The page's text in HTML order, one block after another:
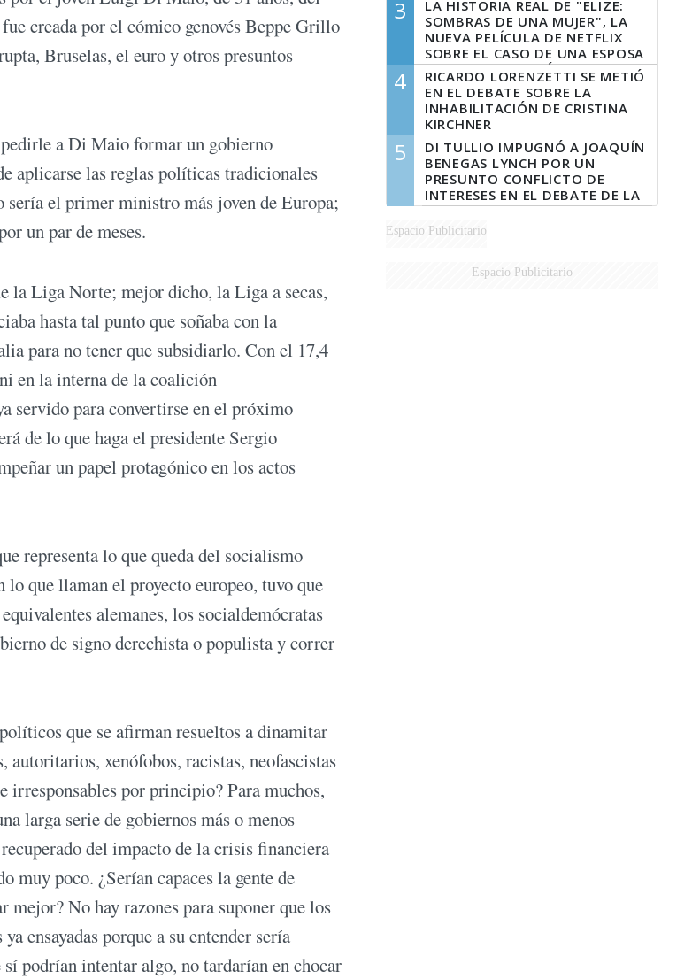
creada por el cómico genovés Beppe Grillo
Bruselas, el euro y otros presuntos
a Di Maio formar un gobierno
aplicarse las reglas políticas tradicionales
el primer ministro más joven de Europa;
un par de meses.
la Liga Norte; mejor dicho, la Liga a secas,
hasta tal punto que soñaba con la
para no tener que subsidiarlo. Con el 17,4
en la interna de la coalición
servido para convertirse en el próximo
de lo que haga el presidente Sergio
un papel protagónico en los actos
representa lo que queda del socialismo
que llaman el proyecto europeo, tuvo que
alemanes, los socialdemócratas
de signo derechista o populista y correr
que se afirman resueltos a dinamitar
autoritarios, xenófobos, racistas, neofascistas
irresponsables por principio? Para muchos,
larga serie de gobiernos más o menos
del impacto de la crisis financiera
muy poco. ¿Serían capaces la gente de
No hay razones para suponer que los
ensayadas porque a su entender sería
podrían intentar algo, no tardarían en chocar
DERROTADOS
3
LA HISTORIA REAL DE "ELIZE:
SOMBRAS DE UNA MUJER", LA
NUEVA PELÍCULA DE NETFLIX
SOBRE EL CASO DE UNA ESPOSA
QUE DESCUARTIZÓ A SU
MARIDO
4
RICARDO LORENZETTI SE METIÓ
EN EL DEBATE SOBRE LA
INHABILITACIÓN DE CRISTINA
KIRCHNER
5
DI TULLIO IMPUGNÓ A JOAQUÍN
BENEGAS LYNCH POR UN
PRESUNTO CONFLICTO DE
INTERESES EN EL DEBATE DE LA
LEY DE TIERRAS
Espacio Publicitario
Espacio Publicitario